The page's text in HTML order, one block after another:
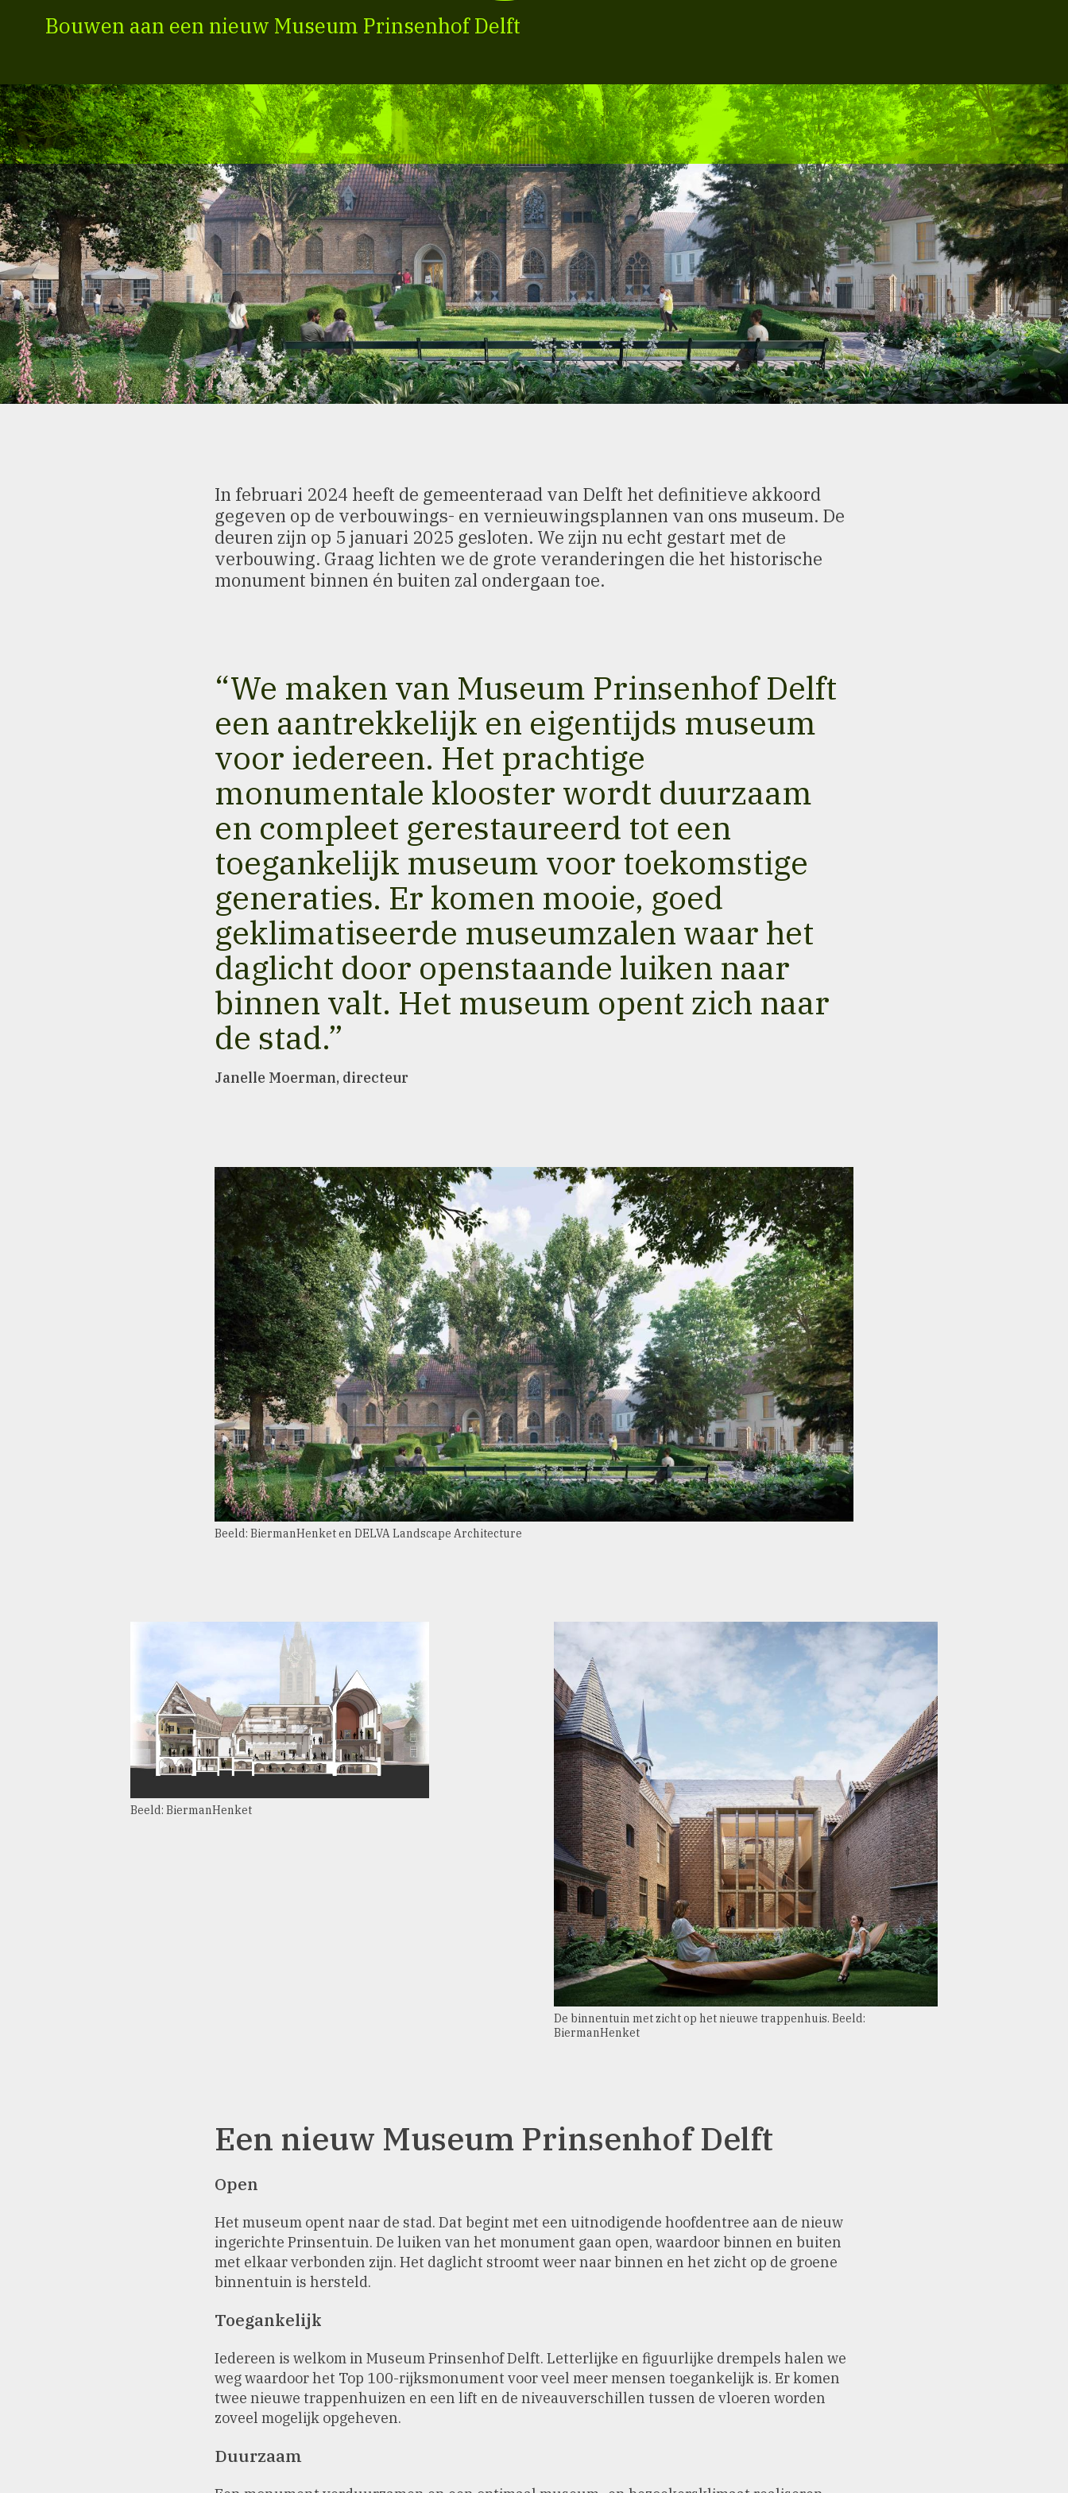
Bouwen aan een nieuw Museum Prinsenhof Delft
In februari 2024 heeft de gemeenteraad van Delft het definitieve akkoord
gegeven op de verbouwings- en vernieuwingsplannen van ons museum. De
deuren zijn op 5 januari 2025 gesloten. We zijn nu echt gestart met de
verbouwing. Graag lichten we de grote veranderingen die het historische
monument binnen én buiten zal ondergaan toe.
“We maken van Museum Prinsenhof Delft
een aantrekkelijk en eigentijds museum
voor iedereen. Het prachtige
monumentale klooster wordt duurzaam
en compleet gerestaureerd tot een
toegankelijk museum voor toekomstige
generaties. Er komen mooie, goed
geklimatiseerde museumzalen waar het
daglicht door openstaande luiken naar
binnen valt. Het museum opent zich naar
de stad.”
Janelle Moerman, directeur
Beeld: BiermanHenket en DELVA Landscape Architecture
Beeld: BiermanHenket
De binnentuin met zicht op het nieuwe trappenhuis. Beeld:
BiermanHenket
Een nieuw Museum Prinsenhof Delft
Open
Het museum opent naar de stad. Dat begint met een uitnodigende hoofdentree aan de nieuw
ingerichte Prinsentuin. De luiken van het monument gaan open, waardoor binnen en buiten
met elkaar verbonden zijn. Het daglicht stroomt weer naar binnen en het zicht op de groene
binnentuin is hersteld.
Toegankelijk
Iedereen is welkom in Museum Prinsenhof Delft. Letterlijke en figuurlijke drempels halen we
weg waardoor het Top 100-rijksmonument voor veel meer mensen toegankelijk is. Er komen
twee nieuwe trappenhuizen en een lift en de niveauverschillen tussen de vloeren worden
zoveel mogelijk opgeheven.
Duurzaam